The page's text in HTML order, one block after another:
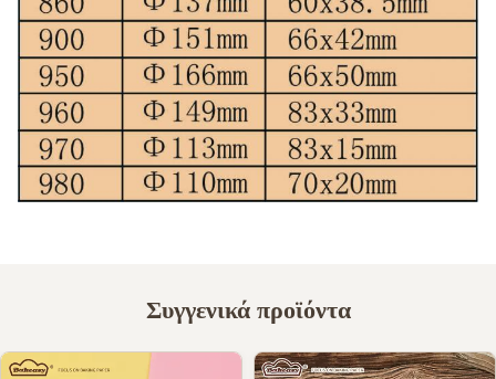
Συγγενικά προϊόντα